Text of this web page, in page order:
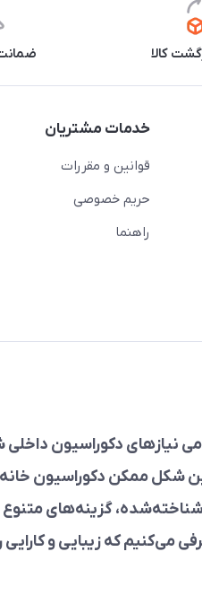
کالا
خدمات مشتریان
قوانین و مقررات
حریم خصوصی
راهنما
نیازهای دکوراسیون داخلی
شکل ممکن دکوراسیون
گزینه‌های متنوع
که زیبایی و کارایی را